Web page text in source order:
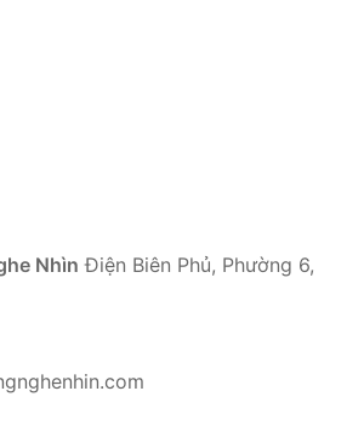
Nhìn Điện Biên Phủ, Phường 6,